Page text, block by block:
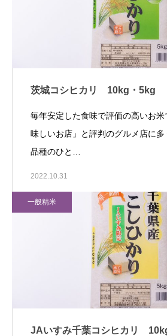
茨城コシヒカリ 10kg・5kg
毎年安定した食味で評価の高いお
味しいお店」と評判のグルメ店に
品種のひと…
2022.10.31
一般精米
JAいすみ千葉コシヒカリ